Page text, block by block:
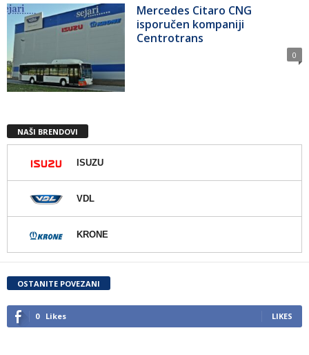
Mercedes Citaro CNG
isporučen kompaniji
Centrotrans
0
NAŠI BRENDOVI
ISUZU
VDL
KRONE
OSTANITE POVEZANI
0 Likes LIKES